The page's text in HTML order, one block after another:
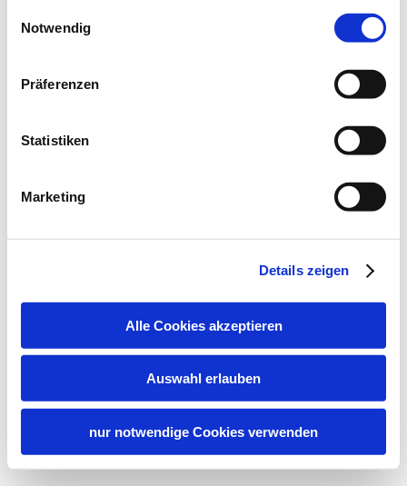
gelistet.
Notwendig
Präferenzen
Statistiken
Marketing
Details zeigen
Alle Cookies akzeptieren
Auswahl erlauben
nur notwendige Cookies verwenden